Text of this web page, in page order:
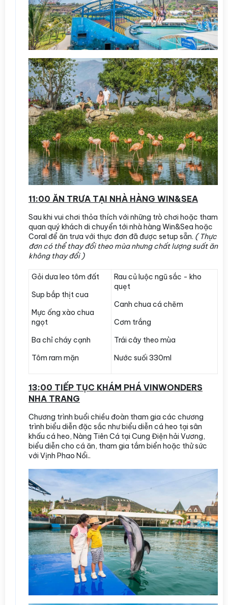
11:00 ĂN TRƯA TẠI NHÀ HÀNG WIN&SEA
Sau khi vui chơi thỏa thích với những trò chơi hoặc tham
quan quý khách di chuyển tới nhà hàng Win&Sea hoặc
Coral để ăn trưa với thực đơn đã được setup sẵn. ( Thực
đơn có thể thay đổi theo mùa nhưng chất lượng suất ăn
không thay đổi )
Gỏi dưa leo tôm đất
Sup bắp thịt cua
Mực ống xào chua
ngọt
Ba chỉ cháy cạnh
Tôm ram mặn
Rau củ luộc ngũ sắc - kho
quẹt
Canh chua cá chẽm
Cơm trắng
Trái cây theo mùa
Nước suối 330ml
13:00 TIẾP TỤC KHÁM PHÁ VINWONDERS
NHA TRANG
Chương trình buổi chiều đoàn tham gia các chương
trình biểu diễn đặc sắc như biểu diễn cá heo tại sân
khấu cá heo, Nàng Tiên Cá tại Cung Điện hải Vương,
biểu diễn cho cá ăn, tham gia tắm biển hoặc thử sức
với Vịnh Phao Nổi..